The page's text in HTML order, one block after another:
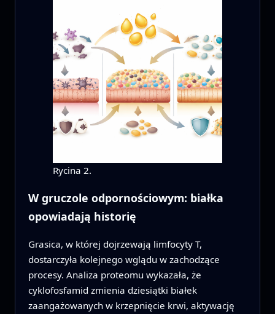
Rycina 2.
W gruczole odpornościowym: białka
opowiadają historię
Grasica, w której dojrzewają limfocyty T,
dostarczyła kolejnego wglądu w zachodzące
procesy. Analiza proteomu wykazała, że
cyklofosfamid zmienia dziesiątki białek
zaangażowanych w krzepnięcie krwi, aktywację